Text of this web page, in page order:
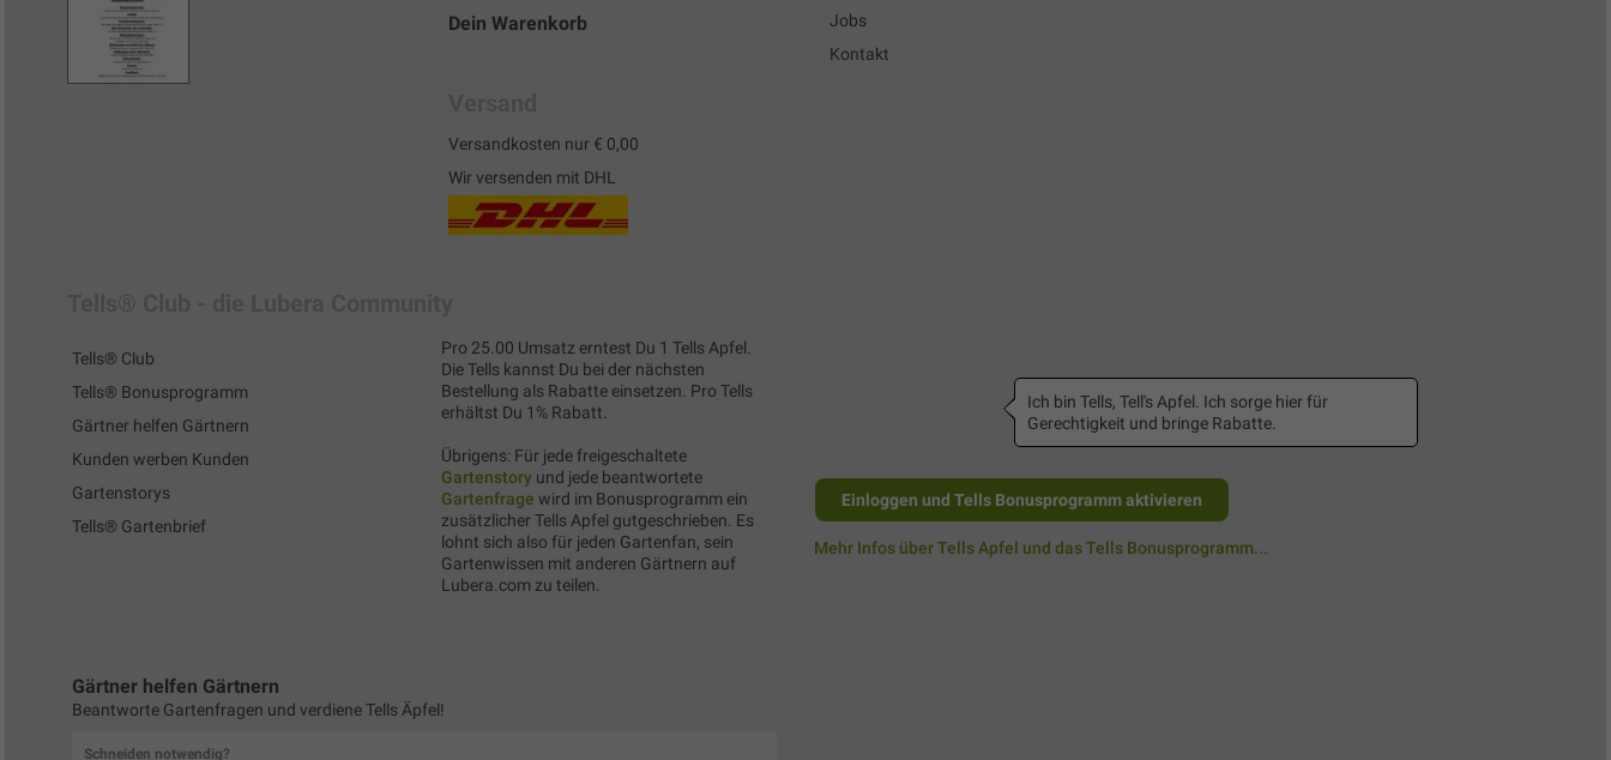
Dein Warenkorb
Versandkosten nur € 0,00
Wir versenden mit DHL
Jobs
Kontakt
Tells® Club
Tells® Bonusprogramm
Gärtner helfen Gärtnern
Kunden werben Kunden
Gartenstorys
Tells® Gartenbrief
Pro 25.00 Umsatz erntest Du 1 Tells Apfel.
Die Tells kannst Du bei der nächsten
Bestellung als Rabatte einsetzen. Pro Tells
erhältst Du 1% Rabatt.
Übrigens: Für jede freigeschaltete
Gartenstory und jede beantwortete
Gartenfrage wird im Bonusprogramm ein
zusätzlicher Tells Apfel gutgeschrieben. Es
lohnt sich also für jeden Gartenfan, sein
Gartenwissen mit anderen Gärtnern auf
Lubera.com zu teilen.
Ich bin Tells, Tell's Apfel. Ich sorge hier für
Gerechtigkeit und bringe Rabatte.
Einloggen und Tells Bonusprogramm aktivieren
Mehr Infos über Tells Apfel und das Tells Bonusprogramm...
Gärtner helfen Gärtnern
Beantworte Gartenfragen und verdiene Tells Äpfel!
Schneiden notwendig?